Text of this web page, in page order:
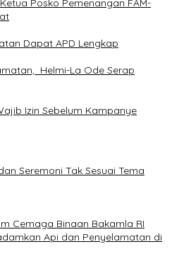
Posko Pemenangan FAM-
Dapat APD Lengkap
Helmi-La Ode Serap
Izin Sebelum Kampanye
Seremoni Tak Sesuai Tema
Cemaga Binaan Bakamla RI
Api dan Penyelamatan di